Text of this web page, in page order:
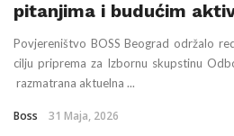
pitanjima i budućim
Povjereništvo BOSS Beograd održalo
cilju priprema za Izbornu skupstinu
razmatrana aktuelna ...
Boss 31 Maja, 2026